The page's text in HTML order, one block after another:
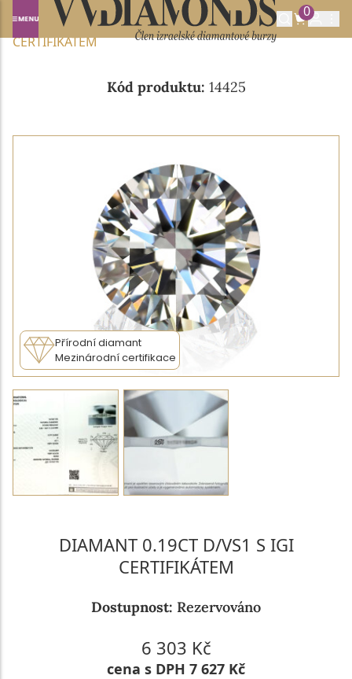
0
Domů NABÍDKA DIAMANTŮ
0.19CT D/VS1 S IGI
CERTIFIKÁTEM
Kód produktu: 14425
Přírodní diamant
Mezinárodní certifikace
DIAMANT 0.19CT D/VS1 S IGI
CERTIFIKÁTEM
Dostupnost: Rezervováno
6 303 Kč
cena s DPH 7 627 Kč